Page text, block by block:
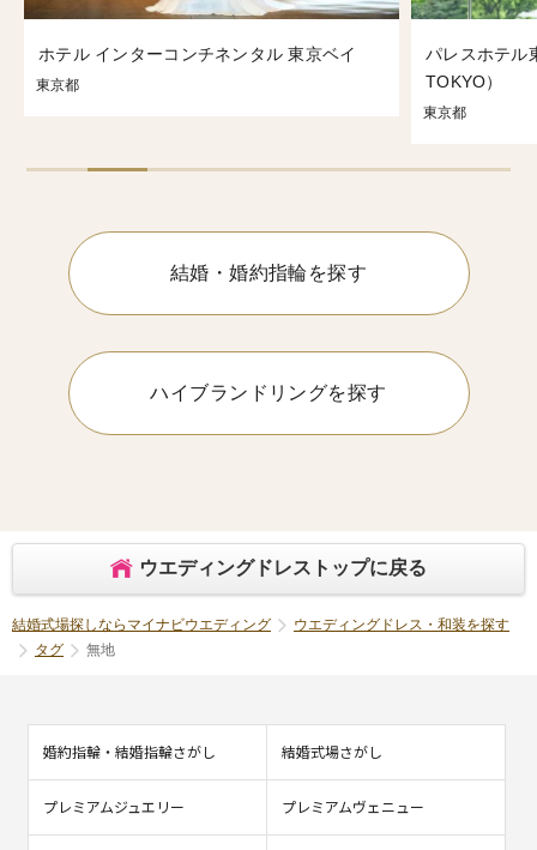
ホテル インターコンチネンタル 東京ベイ
東京都
パレスホテル
TOKYO）
東京都
結婚・婚約指輪を探す
ハイブランドリングを探す
ウエディングドレストップに戻る
結婚式場探しならマイナビウエディング
ウエディングドレス・和装を探す
タグ
無地
婚約指輪・結婚指輪さがし 結婚式場さがし
プレミアムジュエリー プレミアムヴェニュー